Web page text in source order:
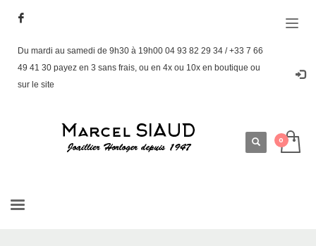
Du mardi au samedi de 9h30 à 19h00 04 93 82 29 34 / +33 7 66
49 41 30 payez en 3 sans frais, ou en 4x ou 10x en boutique ou
sur le site